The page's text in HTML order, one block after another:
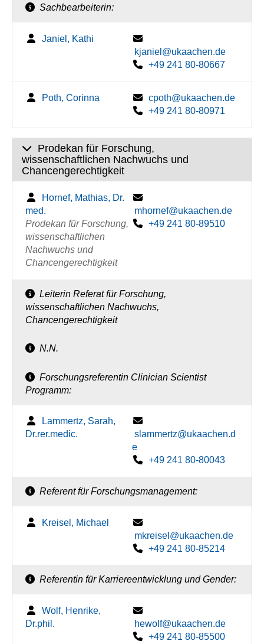
Sachbearbeiterin:
Janiel, Kathi
kjaniel@ukaachen.de
+49 241 80-80667
Poth, Corinna
cpoth@ukaachen.de
+49 241 80-80971
Prodekan für Forschung,
wissenschaftlichen Nachwuchs und
Chancengerechtigkeit
Hornef, Mathias, Dr.
med.
Prodekan für Forschung,
wissenschaftlichen
Nachwuchs und
Chancengerechtigkeit
mhornef@ukaachen.de
+49 241 80-89510
Leiterin Referat für Forschung,
wissenschaftlichen Nachwuchs,
Chancengerechtigkeit
N.N.
Forschungsreferentin Clinician Scientist
Programm:
Lammertz, Sarah,
Dr.rer.medic.
slammertz@ukaachen.d
e
+49 241 80-80043
Referent für Forschungsmanagement:
Kreisel, Michael
mkreisel@ukaachen.de
+49 241 80-85214
Referentin für Karriereentwicklung und Gender:
Wolf, Henrike,
Dr.phil.
hewolf@ukaachen.de
+49 241 80-85500